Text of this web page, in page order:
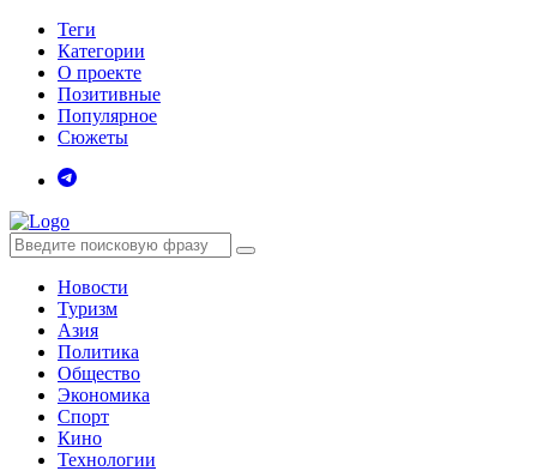
Теги
Категории
О проекте
Позитивные
Популярное
Сюжеты
Новости
Туризм
Азия
Политика
Общество
Экономика
Спорт
Кино
Технологии